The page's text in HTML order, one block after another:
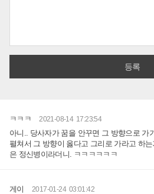
ㅋㅋㅋ 2021-08-14 17:23:54
아니.. 당사자가 꿈을 안꾸면 그 방향으로 가
펼쳐서 그 방향이 옳다고 그리로 가라고 하
은 정신병이라더니. ㅋㅋㅋㅋㅋㅋ
게이 2017-01-24 03:01:42